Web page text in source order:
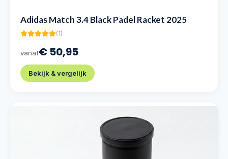
Adidas Match 3.4 Black Padel Racket 2025
(1)
vanaf€ 50,95
Bekijk & vergelijk